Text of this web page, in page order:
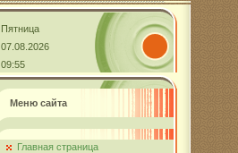
Пятница
07.08.2026
09:55
Меню сайта
Главная страница